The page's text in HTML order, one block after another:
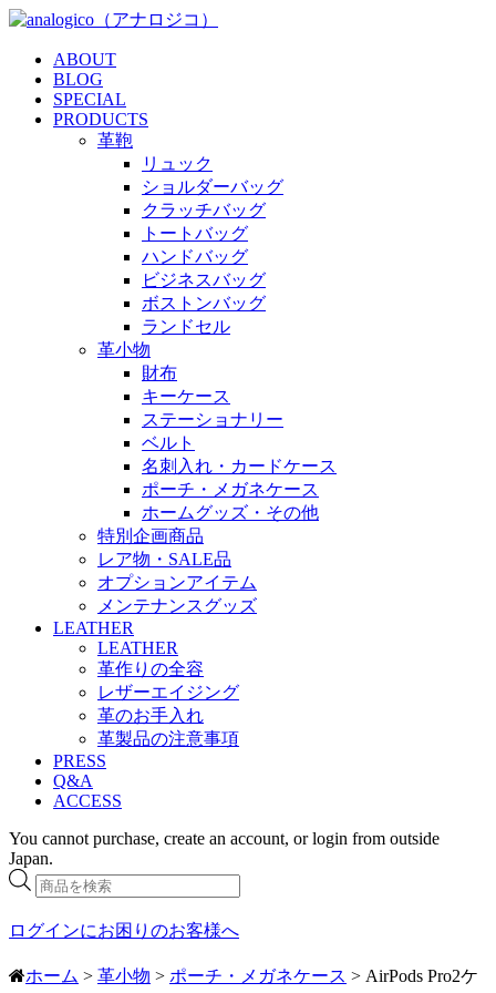
ABOUT
BLOG
SPECIAL
PRODUCTS
革鞄
リュック
ショルダーバッグ
クラッチバッグ
トートバッグ
ハンドバッグ
ビジネスバッグ
ボストンバッグ
ランドセル
革小物
財布
キーケース
ステーショナリー
ベルト
名刺入れ・カードケース
ポーチ・メガネケース
ホームグッズ・その他
特別企画商品
レア物・SALE品
オプションアイテム
メンテナンスグッズ
LEATHER
LEATHER
革作りの全容
レザーエイジング
革のお手入れ
革製品の注意事項
PRESS
Q&A
ACCESS
You cannot purchase, create an account, or login from outside
Japan.
商
品
検
ログインにお困りのお客様へ
ホーム > 革小物 > ポーチ・メガネケース > AirPods Pro2ケ